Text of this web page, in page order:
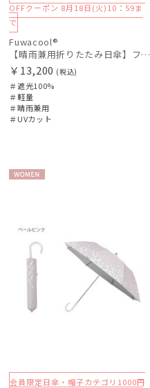
OFFクーポン 8月18日(火)10：59ま
で
Fuwacool®
【晴雨兼用折りたたみ日傘】フワクール®ホワイト（Fuwacool® White）チューブスタイル 遮光100 UV100
￥13,200 (税込)
＃遮光100%
＃軽量
＃晴雨兼用
＃UVカット
会員限定日傘・帽子カテゴリ1000円